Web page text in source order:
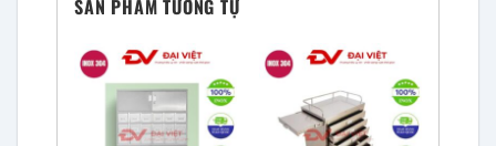
SẢN PHẨM TƯƠNG TỰ